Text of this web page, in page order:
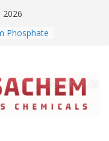
2026
Phosphate
Chloride